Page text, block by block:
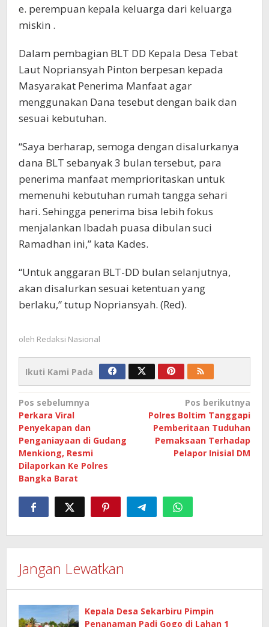
e. perempuan kepala keluarga dari keluarga
miskin .
Dalam pembagian BLT DD Kepala Desa Tebat
Laut Nopriansyah Pinton berpesan kepada
Masyarakat Penerima Manfaat agar
menggunakan Dana tesebut dengan baik dan
sesuai kebutuhan.
“Saya berharap, semoga dengan disalurkanya
dana BLT sebanyak 3 bulan tersebut, para
penerima manfaat memprioritaskan untuk
memenuhi kebutuhan rumah tangga sehari
hari. Sehingga penerima bisa lebih fokus
menjalankan Ibadah puasa dibulan suci
Ramadhan ini,” kata Kades.
“Untuk anggaran BLT-DD bulan selanjutnya,
akan disalurkan sesuai ketentuan yang
berlaku,” tutup Nopriansyah. (Red).
oleh Redaksi Nasional
Ikuti Kami Pada
Navigasi
pos
Pos sebelumnya
Perkara Viral
Penyekapan dan
Penganiayaan di Gudang
Menkiong, Resmi
Dilaporkan Ke Polres
Bangka Barat
Pos berikutnya
Polres Boltim Tanggapi
Pemberitaan Tuduhan
Pemaksaan Terhadap
Pelapor Inisial DM
Jangan Lewatkan
Kepala Desa Sekarbiru Pimpin
Penanaman Padi Gogo di Lahan 1